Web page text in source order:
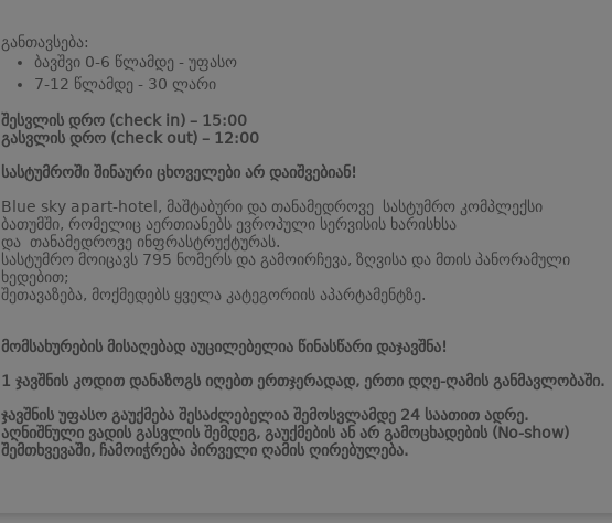
განთავსება:
ბავშვი 0-6 წლამდე - უფასო
7-12 წლამდე - 30 ლარი
შესვლის დრო (check in) – 15:00
გასვლის დრო (check out) – 12:00
სასტუმროში შინაური ცხოველები არ დაიშვებიან!
Blue sky apart-hotel, მაშტაბური და თანამედროვე სასტუმრო კომპლექსი
ბათუმში, რომელიც აერთიანებს ევროპული სერვისის ხარისხსა
და თანამედროვე ინფრასტრუქტურას.
სასტუმრო მოიცავს 795 ნომერს და გამოირჩევა, ზღვისა და მთის პანორამული
ხედებით;
შეთავაზება, მოქმედებს ყველა კატეგორიის აპარტამენტზე.
მომსახურების მისაღებად აუცილებელია წინასწარი დაჯავშნა!
1 ჯავშნის კოდით დანაზოგს იღებთ ერთჯერადად, ერთი დღე-ღამის განმავლობაში.
ჯავშნის უფასო გაუქმება შესაძლებელია შემოსვლამდე 24 საათით ადრე.
აღნიშნული ვადის გასვლის შემდეგ, გაუქმების ან არ გამოცხადების (No-show)
შემთხვევაში, ჩამოიჭრება პირველი ღამის ღირებულება.